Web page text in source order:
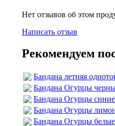
Нет отзывов об этом
Написать отзыв
Рекомендуем
Бандана летняя
Бандана Огурцы
Бандана Огурцы синие
Бандана Огурцы
Бандана Огурцы белые